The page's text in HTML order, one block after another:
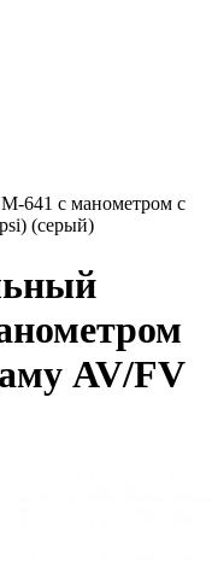
641 с манометром с
(серый)
AV/FV